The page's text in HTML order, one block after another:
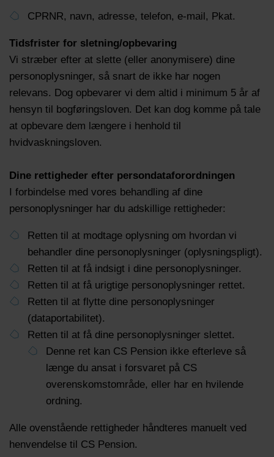
CPRNR, navn, adresse, telefon, e-mail, Pkat.
Tidsfrister for sletning/opbevaring
Vi stræber efter at slette (eller anonymisere) dine
personoplysninger, så snart de ikke har nogen
relevans. Dog opbevarer vi dem altid i minimum 5 år af
hensyn til bogføringsloven. Det kan dog komme på tale
at opbevare dem længere i henhold til
hvidvaskningsloven.
Dine rettigheder efter persondataforordningen
I forbindelse med vores behandling af dine
personoplysninger har du adskillige rettigheder:
Retten til at modtage oplysning om hvordan vi
behandler dine personoplysninger (oplysningspligt).
Retten til at få indsigt i dine personoplysninger.
Retten til at få urigtige personoplysninger rettet.
Retten til at flytte dine personoplysninger
(dataportabilitet).
Retten til at få dine personoplysninger slettet.
Denne ret kan CS Pension ikke efterleve så
længe du ansat i forsvaret på CS
overenskomstområde, eller har en hvilende
ordning.
Alle ovenstående rettigheder håndteres manuelt ved
henvendelse til CS Pension.